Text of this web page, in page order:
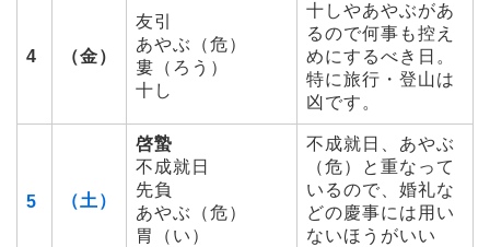
4 （金）
友引
あやぶ（危）
婁（ろう）
十し
十しやあやぶがあ
るので何事も控え
めにするべき日。
特に旅行・登山は
凶です。
5 （土）
啓蟄
不成就日
先負
あやぶ（危）
胃（い）
不成就日、あやぶ
（危）と重なって
いるので、婚礼な
どの慶事には用い
ないほうがいい